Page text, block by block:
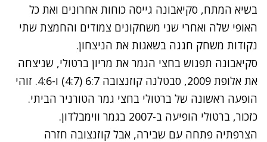
בשיא המתח, סקיאבונה גייסה כוחות אחרונים ואת כל
האופי שלה ואחרי שני משחקונים צמודים והחמצת שתי
נקודות משחק חגגה בשאגות את הניצחון.
סקיאבונה תפגוש בחצי הגמר את מריון ברטולי, שניצחה
את אלופת 2009, סבטלנה קוזנצובה 6:7 (4:7) ו-4:6. זוהי
הופעה ראשונה של ברטולי בחצי גמר הטורניר הביתי.
כזכור, ברטולי הופיעה ב-2007 בגמר ווימבלדון.
הצרפתיה פתחה עם שבירה, אבל קוזנצובה חזרה